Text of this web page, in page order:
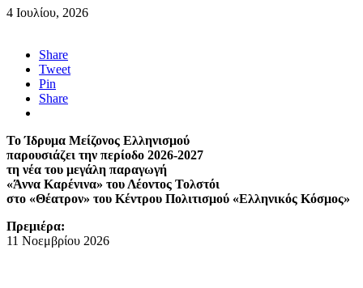
4 Ιουλίου, 2026
Share
Tweet
Pin
Share
Το Ίδρυμα Μείζονος Ελληνισμού
παρουσιάζει την περίοδο 2026-2027
τη νέα του μεγάλη παραγωγή
«Άννα Καρένινα» του Λέοντος Τολστόι
στο «Θέατρον» του Κέντρου Πολιτισμού «Ελληνικός Κόσμος»
Πρεμιέρα:
11 Νοεμβρίου 2026